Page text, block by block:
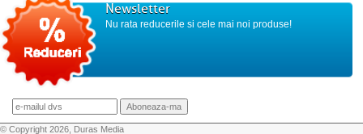
Newsletter
Nu rata reducerile si cele mai noi produse!
© Copyright 2026, Duras Media